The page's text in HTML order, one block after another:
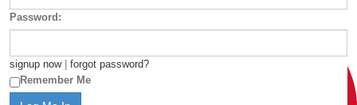
Password:
signup now| forgot password?
Remember Me